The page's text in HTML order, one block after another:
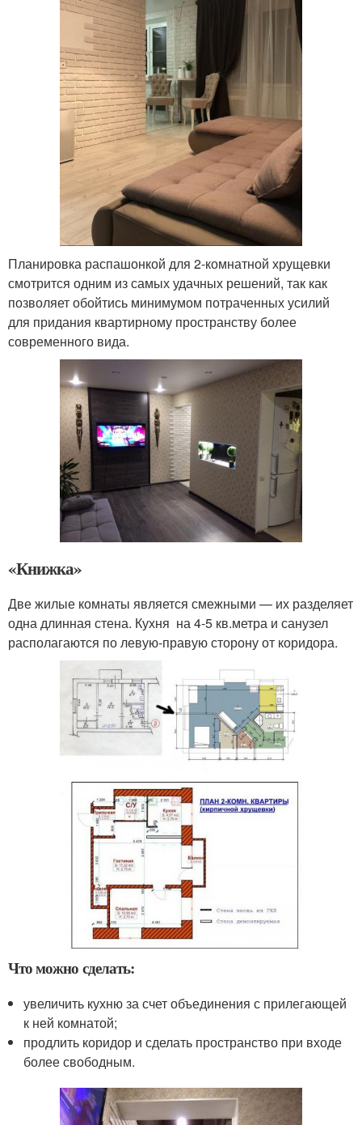
Планировка распашонкой для 2-комнатной хрущевки
смотрится одним из самых удачных решений, так как
позволяет обойтись минимумом потраченных усилий
для придания квартирному пространству более
современного вида.
«Книжка»
Две жилые комнаты является смежными — их разделяет
одна длинная стена. Кухня на 4-5 кв.метра и санузел
располагаются по левую-правую сторону от коридора.
Что можно сделать:
увеличить кухню за счет объединения с прилегающей
к ней комнатой;
продлить коридор и сделать пространство при входе
более свободным.